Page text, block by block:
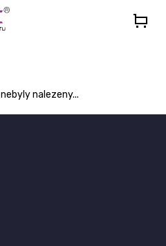
nebyly nalezeny...